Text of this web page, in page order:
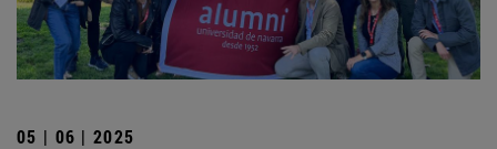
05 | 06 | 2025